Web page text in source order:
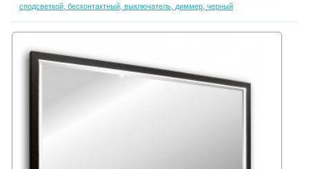
сподсветкой, бесконтактный, выключатель, диммер, черный